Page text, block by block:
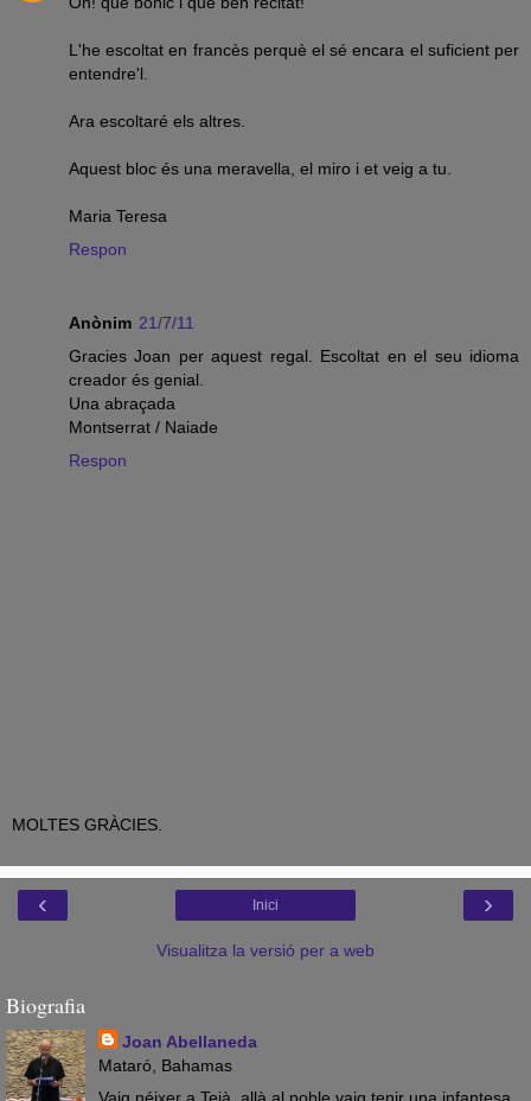
L'he escoltat en francès perquè el sé encara el suficient per
entendre'l.
Ara escoltaré els altres.
Aquest bloc és una meravella, el miro i et veig a tu.
Maria Teresa
Respon
Anònim 21/7/11
Gracies Joan per aquest regal. Escoltat en el seu idioma
creador és genial.
Una abraçada
Montserrat / Naiade
Respon
MOLTES GRÀCIES.
‹ ›
Inici
Visualitza la versió per a web
Biografia
Joan Abellaneda
Mataró, Bahamas